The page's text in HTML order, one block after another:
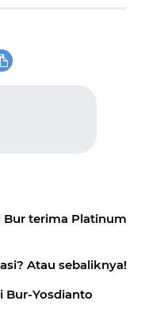
terima Platinum
Atau sebaliknya!
Bur-Yosdianto